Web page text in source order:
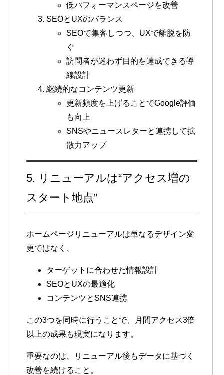
低パフォーマンスページを改善
SEOとUXのバランス
SEOで集客しつつ、UXで離脱を防
ぐ
訪問者が迷わず目的を達成できる導
線設計
継続的なコンテンツ更新
更新頻度を上げることでGoogle評価
も向上
SNSやニュースレターと連携して拡
散力アップ
5. リニューアルは“アクセス増の
スタート地点”
ホームページリニューアルは単なるデザイン変
更ではなく、
ターゲットに合わせた情報設計
SEOとUXの最適化
コンテンツとSNS連携
この3つを同時に行うことで、
月間アクセス3倍
以上の成果も現実になります。
重要なのは、リニューアル後もデータに基づく
改善を続けること。